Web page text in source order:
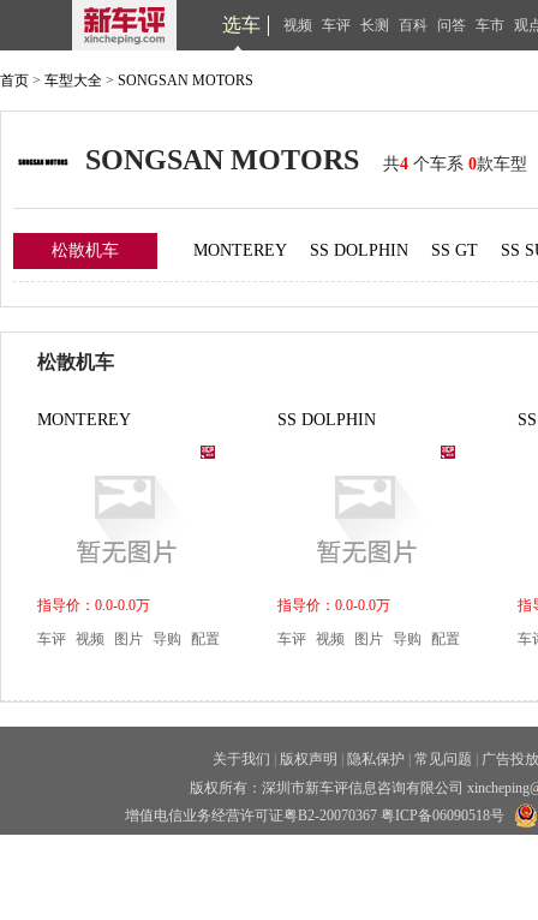
选车 视频 车评 长测 百科 问答 车市 观
首页 > 车型大全 > SONGSAN MOTORS
SONGSAN MOTORS 共4 个车系 0款车型
松散机车 MONTEREY SS DOLPHIN SS GT SS
松散机车
MONTEREY
指导价：0.0-0.0万
车评 视频 图片 导购 配置
SS DOLPHIN
指导价：0.0-0.0万
车评 视频 图片 导购 配置
指
车
关于我们 版权声明 隐私保护 常见问题
广告投放
版权所有：深圳市新车评信息咨询有限公司
增值电信业务经营许可证粤B2-20070367 粤ICP备06090518号